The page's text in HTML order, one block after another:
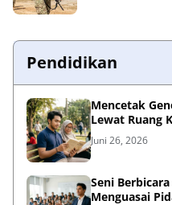
Pendidikan
Mencetak
Lewat Ruang
Juni 26, 2026
Seni
Menguasai